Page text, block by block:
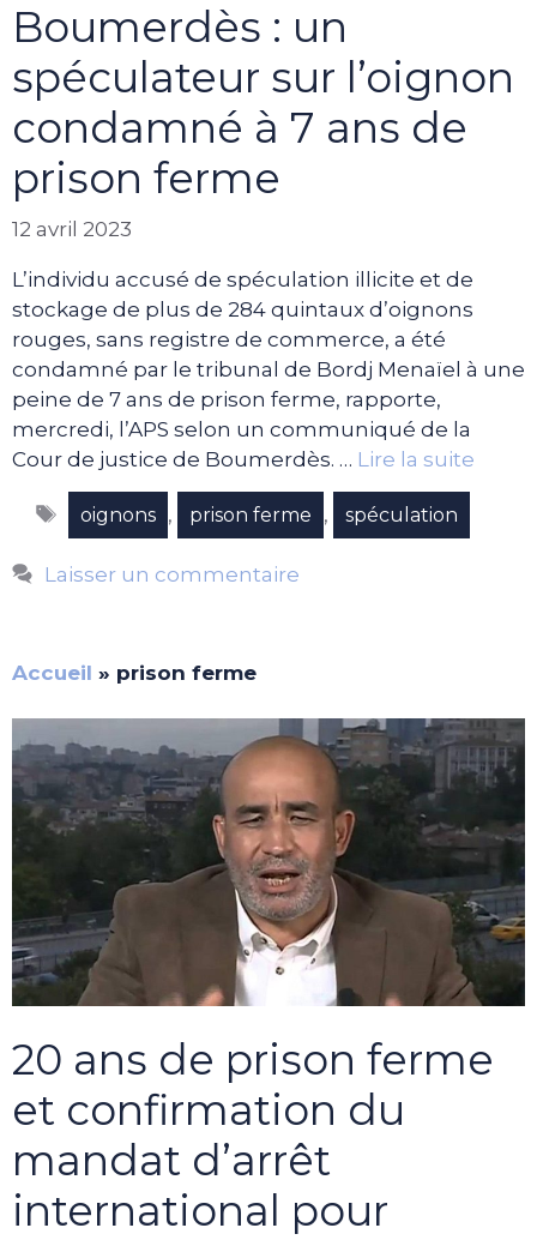
Boumerdès : un
spéculateur sur l’oignon
condamné à 7 ans de
prison ferme
12 avril 2023
L’individu accusé de spéculation illicite et de
stockage de plus de 284 quintaux d’oignons
rouges, sans registre de commerce, a été
condamné par le tribunal de Bordj Menaïel à une
peine de 7 ans de prison ferme, rapporte,
mercredi, l’APS selon un communiqué de la
Cour de justice de Boumerdès. … Lire la suite
Étiquettes
oignons , prison ferme , spéculation
Laisser un commentaire
Accueil » prison ferme
20 ans de prison ferme
et confirmation du
mandat d’arrêt
international pour